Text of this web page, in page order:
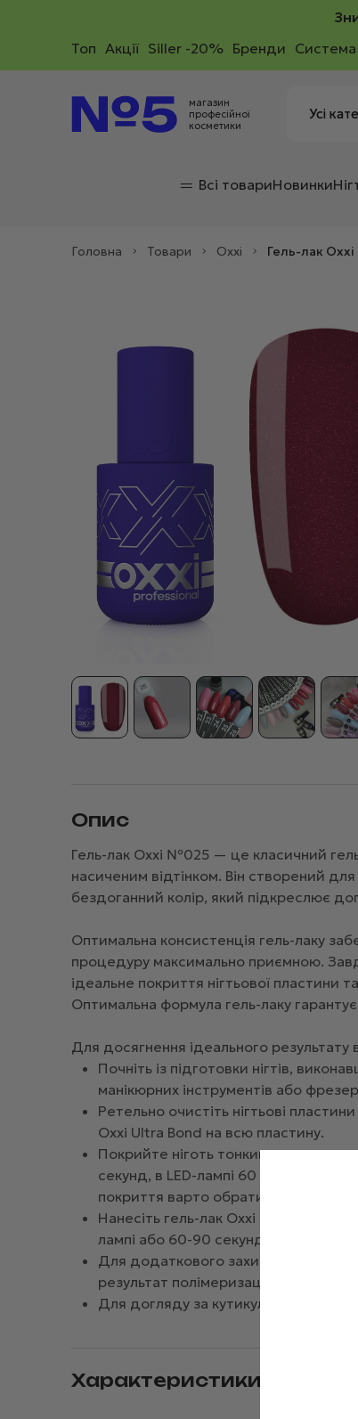
Toп Акції Siller -20% Бренди Система
магазин
професійної
косметики
Всі товариНовинки
Головна > Товари > Oxxi > Гель-лак
Опис
Гель-лак Oxxi №025 — це класичний
насиченим відтінком. Він створений
бездоганний колір, який підкреслює
Оптимальна консистенція гель-лаку
процедуру максимально приємною.
ідеальне покриття нігтьової пластини
Оптимальна формула гель-лаку
Для досягнення ідеального
Почніть із підготовки нігтів,
манікюрних інструментів або
Ретельно очистіть нігтьові
Oxxi Ultra Bond на всю пластину.
Покрийте ніготь тонким шаром
секунд, в LED-лампі 60 секунд. Для
покриття варто обрати Fiber Base.
Нанесіть гель-лак Oxxi №025 у два
лампі або 60-90 секунд в LED-лампі.
Для додаткового захисту та
результат полімеризацією.
Для догляду за кутикулою нанесіть
Характеристики